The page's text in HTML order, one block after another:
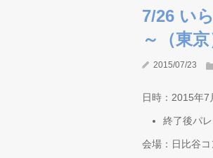
7/26 い
～（東京
2015/07/23
日時：2015年7
終了後パ
会場：日比谷コ